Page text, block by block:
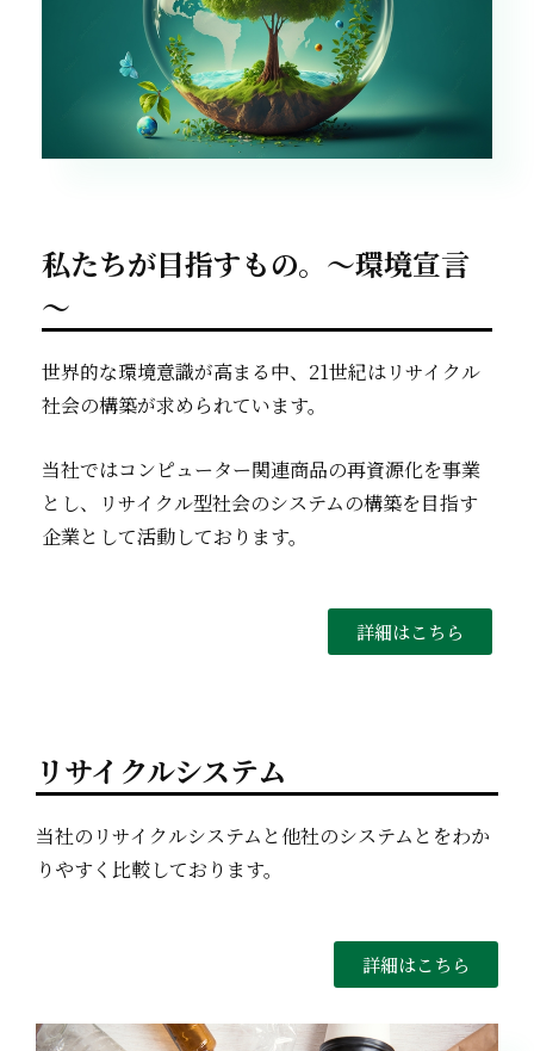
私たちが目指すもの。～環境宣言
～
世界的な環境意識が高まる中、21世紀はリサイクル
社会の構築が求められています。
当社ではコンピューター関連商品の再資源化を事業
とし、リサイクル型社会のシステムの構築を目指す
企業として活動しております。
詳細はこちら
リサイクルシステム
当社のリサイクルシステムと他社のシステムとをわか
りやすく比較しております。
詳細はこちら